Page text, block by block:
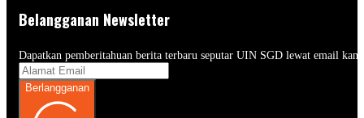
Belangganan Newsletter
Dapatkan pemberitahuan berita terbaru seputar UIN SGD lewat email
Berlangganan